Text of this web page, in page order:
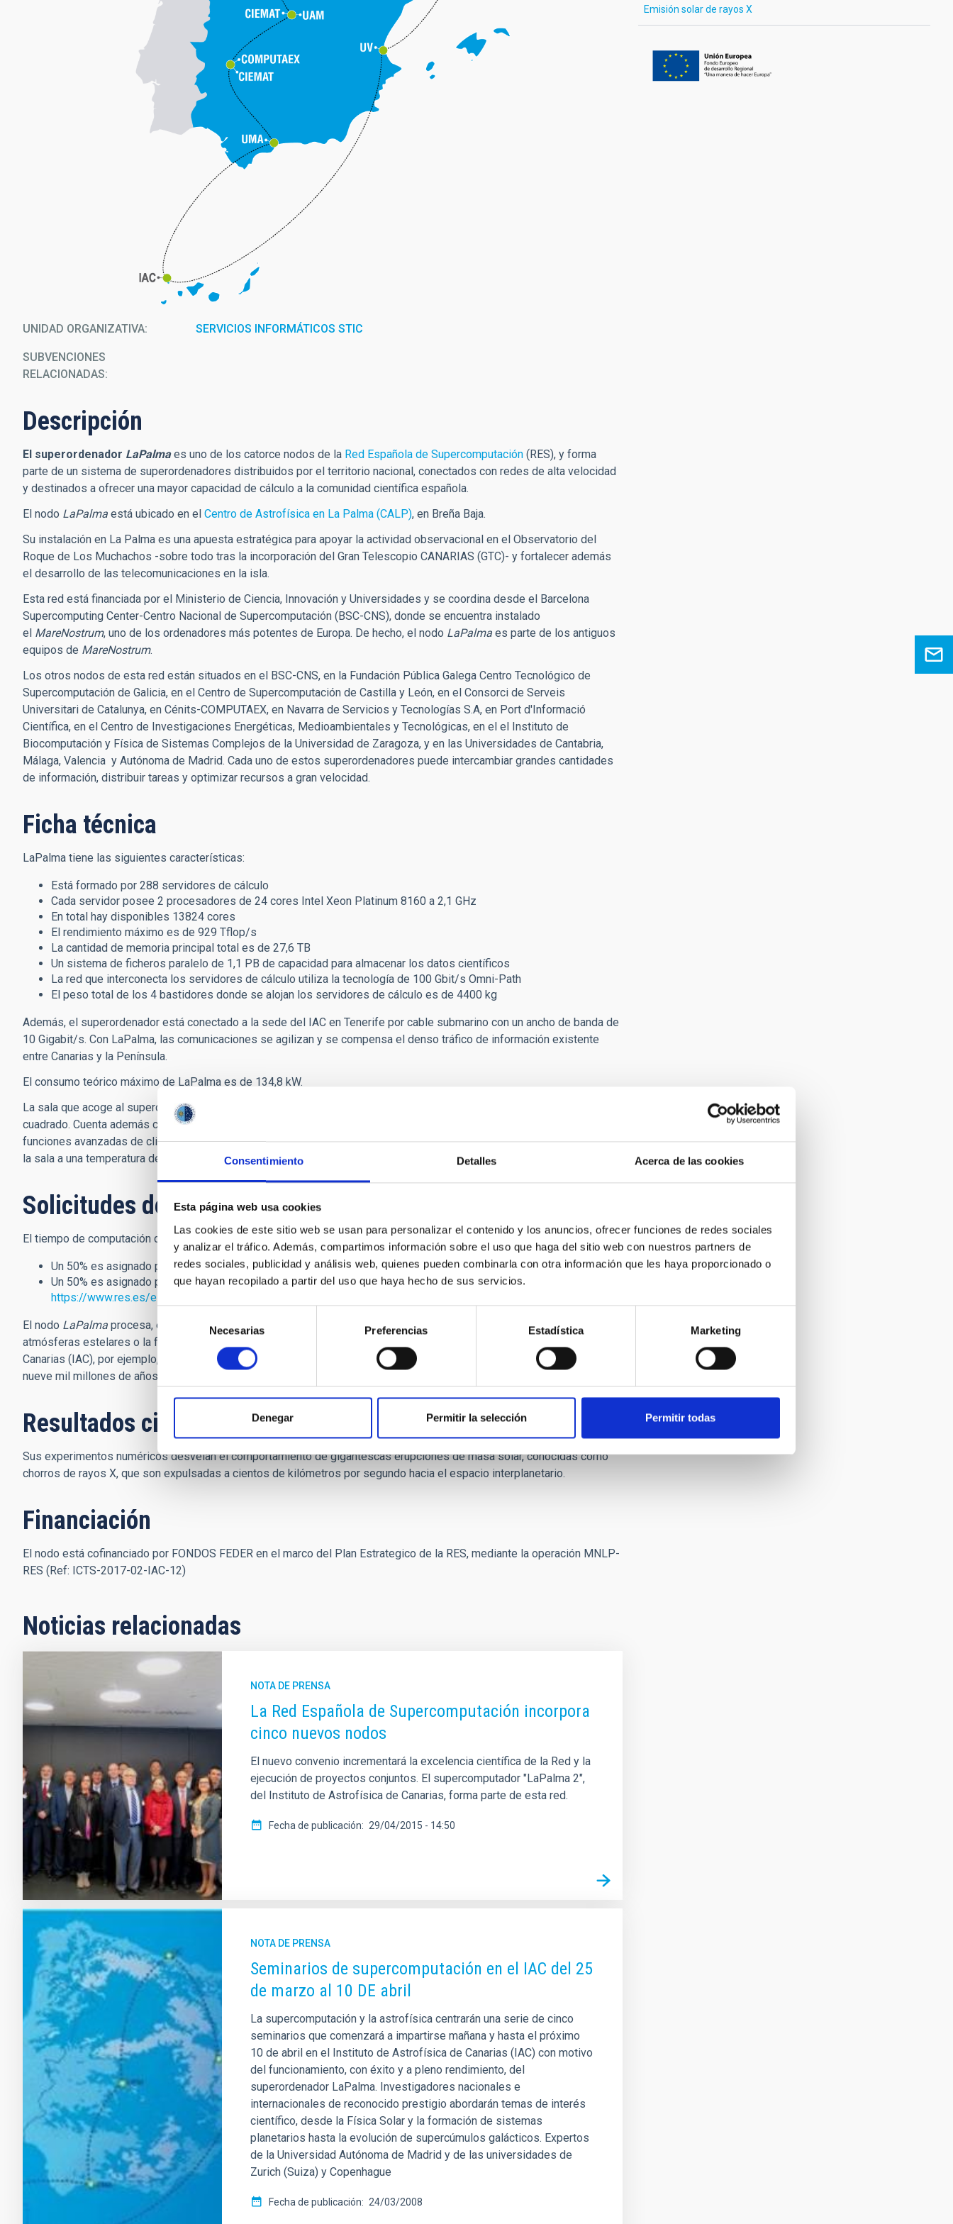
Consentimiento Detalles Acerca de las cookies
Esta página web usa cookies
Las cookies de este sitio web se usan para personalizar el contenido y los anuncios, ofrecer funciones de redes sociales
y analizar el tráfico. Además, compartimos información sobre el uso que haga del sitio web con nuestros partners de
redes sociales, publicidad y análisis web, quienes pueden combinarla con otra información que les haya proporcionado o
que hayan recopilado a partir del uso que haya hecho de sus servicios.
de
consentimiento
Necesarias Preferencias Estadística Marketing
Denegar Permitir la selección Permitir todas
UNIDAD ORGANIZATIVA SERVICIOS INFORMÁTICOS STIC
SUBVENCIONES
RELACIONADAS:
Descripción
El superordenador LaPalma es uno de los catorce nodos de la Red Española de Supercomputación (RES), y forma
parte de un sistema de superordenadores distribuidos por el territorio nacional, conectados con redes de alta velocidad
y destinados a ofrecer una mayor capacidad de cálculo a la comunidad científica española.
El nodo LaPalma está ubicado en el Centro de Astrofísica en La Palma (CALP), en Breña Baja.
Su instalación en La Palma es una apuesta estratégica para apoyar la actividad observacional en el Observatorio del
Roque de Los Muchachos -sobre todo tras la incorporación del Gran Telescopio CANARIAS (GTC)- y fortalecer además
el desarrollo de las telecomunicaciones en la isla.
Esta red está financiada por el Ministerio de Ciencia, Innovación y Universidades y se coordina desde el Barcelona
Supercomputing Center-Centro Nacional de Supercomputación (BSC-CNS), donde se encuentra instalado
el MareNostrum, uno de los ordenadores más potentes de Europa. De hecho, el nodo LaPalma es parte de los antiguos
equipos de MareNostrum.
Los otros nodos de esta red están situados en el BSC-CNS, en la Fundación Pública Galega Centro Tecnológico de
Supercomputación de Galicia, en el Centro de Supercomputación de Castilla y León, en el Consorci de Serveis
Universitari de Catalunya, en Cénits-COMPUTAEX, en Navarra de Servicios y Tecnologías S.A, en Port d'Informació
Científica, en el Centro de Investigaciones Energéticas, Medioambientales y Tecnológicas, en el el Instituto de
Biocomputación y Física de Sistemas Complejos de la Universidad de Zaragoza, y en las Universidades de Cantabria,
Málaga, Valencia y Autónoma de Madrid. Cada uno de estos superordenadores puede intercambiar grandes cantidades
de información, distribuir tareas y optimizar recursos a gran velocidad.
Ficha técnica
LaPalma tiene las siguientes características:
Está formado por 288 servidores de cálculo
Cada servidor posee 2 procesadores de 24 cores Intel Xeon Platinum 8160 a 2,1 GHz
En total hay disponibles 13824 cores
El rendimiento máximo es de 929 Tflop/s
La cantidad de memoria principal total es de 27,6 TB
Un sistema de ficheros paralelo de 1,1 PB de capacidad para almacenar los datos científicos
La red que interconecta los servidores de cálculo utiliza la tecnología de 100 Gbit/s Omni-Path
El peso total de los 4 bastidores donde se alojan los servidores de cálculo es de 4400 kg
Además, el superordenador está conectado a la sede del IAC en Tenerife por cable submarino con un ancho de banda de
10 Gigabit/s. Con LaPalma, las comunicaciones se agilizan y se compensa el denso tráfico de información existente
entre Canarias y la Península.
El consumo teórico máximo de LaPalma es de 134,8 kW.
La sala que acoge al supercomputador dispone de un suelo técnico capaz de resistir un peso de 2000 kg por metro
cuadrado. Cuenta además con sistemas alternativos para garantizar el suministro eléctrico y de frío, así como con
funciones avanzadas de climatización, seguridad, monitorización y protección contra incendios. LaPalma se mantiene en
la sala a una temperatura de 24 grados centígrados.
Solicitudes de uso
El tiempo de computación del nodo se administra de la siguiente forma:
Un 50% es asignado por el IAC a su propia institución o a aquellas con las que se establezca un acuerdo.
Un 50% es asignado por el Comité de Acceso de la RES. Más información:
https://www.res.es/es/servicios/acceso-y-convocatorias
El nodo LaPalma procesa, entre otros, proyectos típicos de la Astrofísica computacional, como el magnetismo en las
atmósferas estelares o la formación de galaxias. Una de las líneas de investigación del Instituto de Astrofísica de
Canarias (IAC), por ejemplo, estudia las transformaciones galácticas y trata de compararlas con el Universo de hace
nueve mil millones de años.
Resultados científicos
Sus experimentos numéricos desvelan el comportamiento de gigantescas erupciones de masa solar, conocidas como
chorros de rayos X, que son expulsadas a cientos de kilómetros por segundo hacia el espacio interplanetario.
Financiación
El nodo está cofinanciado por FONDOS FEDER en el marco del Plan Estrategico de la RES, mediante la operación MNLP-
RES (Ref: ICTS-2017-02-IAC-12)
Noticias relacionadas
NOTA DE PRENSA
La Red Española de Supercomputación incorpora
cinco nuevos nodos
El nuevo convenio incrementará la excelencia científica de la Red y la
ejecución de proyectos conjuntos. El supercomputador "LaPalma 2",
del Instituto de Astrofísica de Canarias, forma parte de esta red.
Fecha de publicación 29/04/2015 - 14:50
NOTA DE PRENSA
Seminarios de supercomputación en el IAC del 25
de marzo al 10 DE abril
La supercomputación y la astrofísica centrarán una serie de cinco
seminarios que comenzará a impartirse mañana y hasta el próximo
10 de abril en el Instituto de Astrofísica de Canarias (IAC) con motivo
del funcionamiento, con éxito y a pleno rendimiento, del
superordenador LaPalma. Investigadores nacionales e
internacionales de reconocido prestigio abordarán temas de interés
científico, desde la Física Solar y la formación de sistemas
planetarios hasta la evolución de supercúmulos galácticos. Expertos
de la Universidad Autónoma de Madrid y de las universidades de
Zurich (Suiza) y Copenhague
Fecha de publicación 24/03/2008
Emisión solar de rayos X